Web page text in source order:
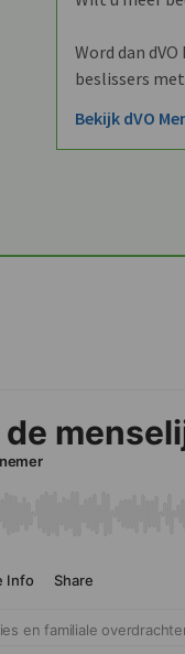
Word dan
beslissers
Bekijk dVO